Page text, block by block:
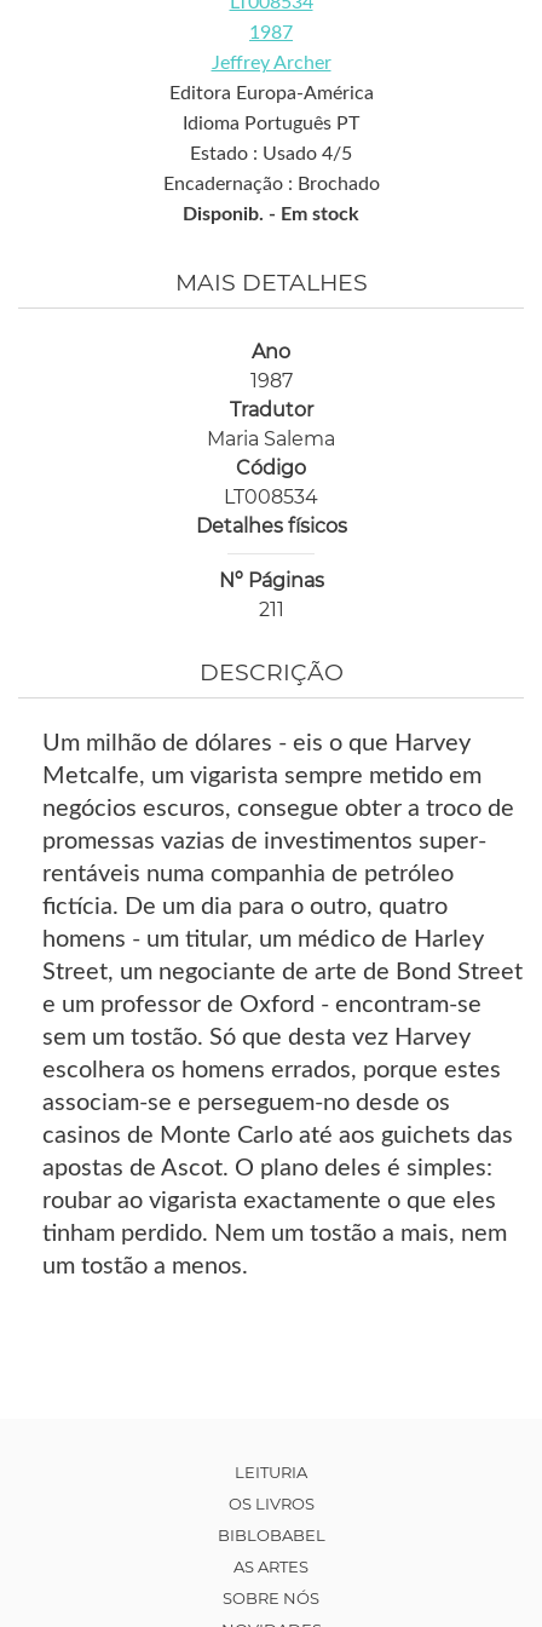
1987
Jeffrey Archer
Editora Europa-América
Idioma Português PT
Estado : Usado 4/5
Encadernação : Brochado
Disponib. - Em stock
MAIS DETALHES
Ano
1987
Tradutor
Maria Salema
Código
LT008534
Detalhes físicos
Nº Páginas
211
DESCRIÇÃO
Um milhão de dólares - eis o que Harvey
Metcalfe, um vigarista sempre metido em
negócios escuros, consegue obter a troco de
promessas vazias de investimentos super-
rentáveis numa companhia de petróleo
fictícia. De um dia para o outro, quatro
homens - um titular, um médico de Harley
Street, um negociante de arte de Bond Street
e um professor de Oxford - encontram-se
sem um tostão. Só que desta vez Harvey
escolhera os homens errados, porque estes
associam-se e perseguem-no desde os
casinos de Monte Carlo até aos guichets das
apostas de Ascot. O plano deles é simples:
roubar ao vigarista exactamente o que eles
tinham perdido. Nem um tostão a mais, nem
um tostão a menos.
LEITURIA
OS LIVROS
BIBLOBABEL
AS ARTES
SOBRE NÓS